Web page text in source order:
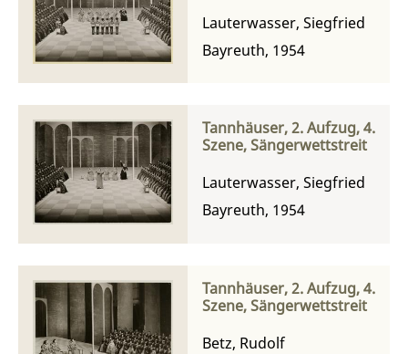
Lauterwasser, Siegfried
Bayreuth, 1954
Tannhäuser, 2. Aufzug, 4.
Szene, Sängerwettstreit
Lauterwasser, Siegfried
Bayreuth, 1954
Tannhäuser, 2. Aufzug, 4.
Szene, Sängerwettstreit
Betz, Rudolf